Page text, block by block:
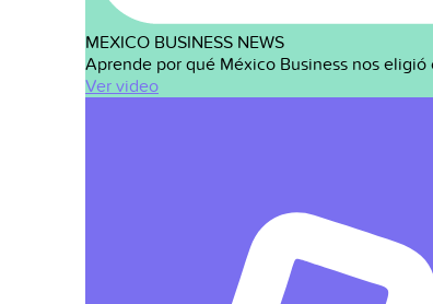
MEXICO BUSINESS NEWS
Aprende por qué México Business nos eligió
Ver video